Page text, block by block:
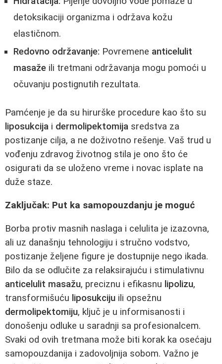
detoksikaciji organizma i održava kožu
elastičnom.
Redovno održavanje: Povremene anticelulit
masaže ili tretmani održavanja mogu pomoći u
očuvanju postignutih rezultata.
Pamćenje je da su hirurške procedure kao što su
liposukcija i dermolipektomija sredstva za
postizanje cilja, a ne doživotno rešenje. Vaš trud u
vođenju zdravog životnog stila je ono što će
osigurati da se uloženo vreme i novac isplate na
duže staze.
Zaključak: Put ka samopouzdanju je moguć
Borba protiv masnih naslaga i celulita je izazovna,
ali uz današnju tehnologiju i stručno vodstvo,
postizanje željene figure je dostupnije nego ikada.
Bilo da se odlučite za relaksirajuću i stimulativnu
anticelulit masažu, preciznu i efikasnu lipolizu,
transformišuću liposukciju ili opsežnu
dermolipektomiju, ključ je u informisanosti i
donošenju odluke u saradnji sa profesionalcem.
Svaki od ovih tretmana može biti korak ka osećaju
samopouzdanija i zadovoljnija sobom. Važno je